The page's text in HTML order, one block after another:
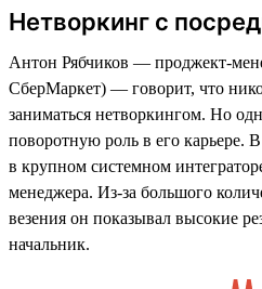
Нетворкинг с
Антон Рябчиков — проджект-
СберМаркет) — говорит, что
заниматься нетворкингом. Но
поворотную роль в его карьере.
в крупном системном
менеджера. Из-за большого
везения он показывал высокие
начальник.